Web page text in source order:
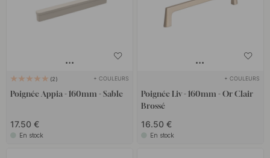
2 + COULEURS
Poignée Appia - 160mm - Sable
17.50 €
En stock
+ COULEURS
Poignée Liv - 160mm - Or Clair
Brossé
16.50 €
En stock